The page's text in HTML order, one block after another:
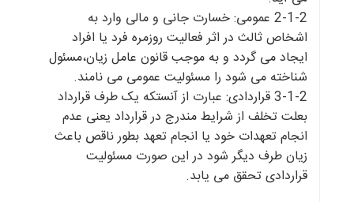
2-1-2 عمومی: خسارت جانی و مالی وارد به
اشخاص ثالث در اثر فعالیت روزمره فرد یا افراد
ایجاد می گردد و به موجب قانون عامل زیان،مسئول
شناخته می شود را مسئولیت عمومی می نامند.
3-1-2 قراردادی: عبارت از آنستکه یک طرف قرارداد
بعلت تخلف از شرایط مندرج در قرارداد یعنی عدم
انجام تعهدات خود یا انجام تعهد بطور ناقص باعث
زیان طرف دیگر شود در این صورت مسئولیت
قراردادی تحقق می یابد.